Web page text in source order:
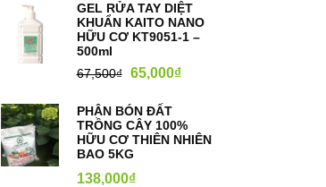
GEL RỬA TAY DIỆT
KHUẨN KAITO NANO
HỮU CƠ KT9051-1 –
500ml
67,500₫ 65,000₫
PHÂN BÓN ĐẤT
TRỒNG CÂY 100%
HỮU CƠ THIÊN NHIÊN
BAO 5KG
138,000₫